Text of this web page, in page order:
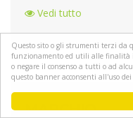
Questo sito o gli strumenti terzi da
funzionamento ed utili alle finalità
o negare il consenso a tutti o ad
questo banner acconsenti all'uso dei
Vedi tutto
MARCHIO